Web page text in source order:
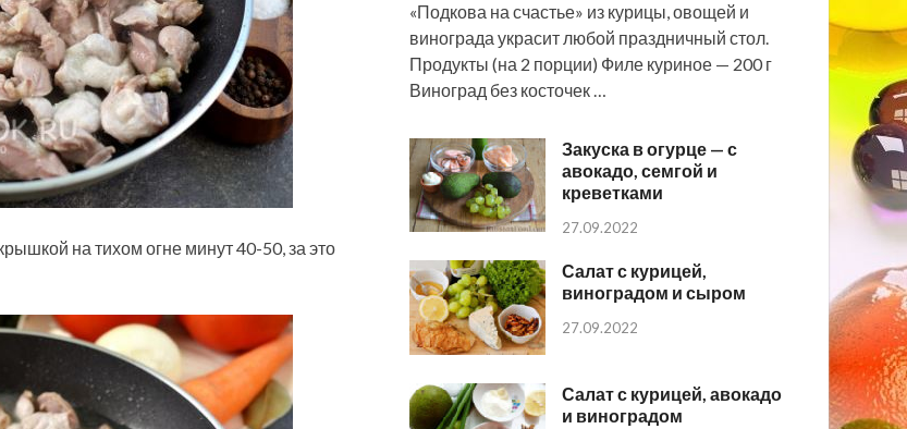
на тихом огне минут 40-50, за это
«Подкова на счастье» из курицы, овощей и
винограда украсит любой праздничный стол.
Продукты (на 2 порции) Филе куриное — 200 г
Виноград без косточек …
Закуска в огурце — с
авокадо, семгой и
креветками
27.09.2022
Салат с курицей,
виноградом и сыром
27.09.2022
Салат с курицей, авокадо
и виноградом